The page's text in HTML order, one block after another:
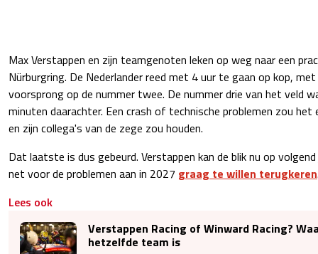
Max Verstappen en zijn teamgenoten leken op weg naar een
Nürburgring. De Nederlander reed met 4 uur te gaan op kop,
voorsprong op de nummer twee. De nummer drie van het veld
minuten daarachter. Een crash of technische problemen zou het
en zijn collega's van de zege zou houden.
Dat laatste is dus gebeurd. Verstappen kan de blik nu op
net voor de problemen aan in 2027 graag te willen terugkeren
Lees ook
Verstappen Racing of Winward Racing?
hetzelfde team is